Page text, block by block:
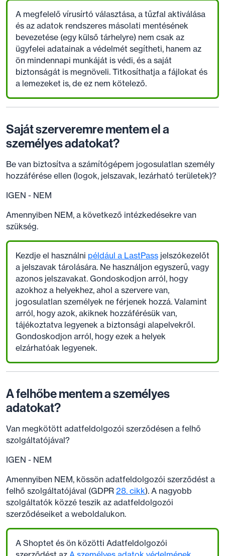
A megfelelő vírusírtó választása, a tűzfal aktiválása
és az adatok rendszeres másolati mentésének
bevezetése (egy külső tárhelyre) nem csak az
ügyfelei adatainak a védelmét segítheti, hanem az
ön mindennapi munkáját is védi, és a saját
biztonságát is megnöveli. Titkosíthatja a fájlokat és
a lemezeket is, de ez nem kötelező.
Saját szerveremre mentem el a
személyes adatokat?
Be van biztosítva a számítógépem jogosulatlan személy
hozzáférése ellen (logok, jelszavak, lezárható területek)?
IGEN - NEM
Amennyiben NEM, a következő intézkedésekre van
szükség.
Kezdje el használni például a LastPass jelszókezelőt
a jelszavak tárolására. Ne használjon egyszerű, vagy
azonos jelszavakat. Gondoskodjon arról, hogy
azokhoz a helyekhez, ahol a szervere van,
jogosulatlan személyek ne férjenek hozzá. Valamint
arról, hogy azok, akiknek hozzáférésük van,
tájékoztatva legyenek a biztonsági alapelvekről.
Gondoskodjon arról, hogy ezek a helyek
elzárhatóak legyenek.
A felhőbe mentem a személyes
adatokat?
Van megkötött adatfeldolgozói szerződésen a felhő
szolgáltatójával?
IGEN - NEM
Amennyiben NEM, kössön adatfeldolgozói szerződést a
felhő szolgáltatójával (GDPR 28. cikk). A nagyobb
szolgáltatók közzé teszik az adatfeldolgozói
szerződéseiket a weboldalukon.
A Shoptet és ön közötti Adatfeldolgozói